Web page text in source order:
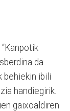
da
behiekin ibili
handiegirik.
gaixoaldiren